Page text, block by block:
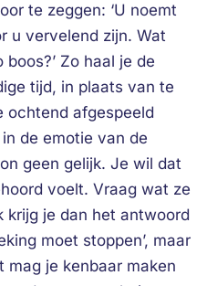
te zeggen: ‘U noemt
u vervelend zijn. Wat
Zo haal je de
tijd, in plaats van te
ochtend afgespeeld
de emotie van de
geen gelijk. Je wil dat
voelt. Vraag wat ze
krijg je dan het antwoord
moet stoppen’, maar
mag je kenbaar maken